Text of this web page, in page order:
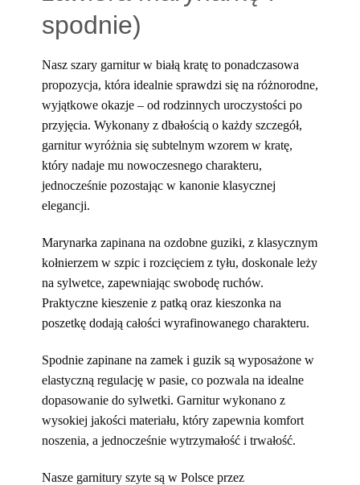
spodnie)
Nasz szary garnitur w białą kratę to ponadczasowa
propozycja, która idealnie sprawdzi się na różnorodne,
wyjątkowe okazje – od rodzinnych uroczystości po
przyjęcia. Wykonany z dbałością o każdy szczegół,
garnitur wyróżnia się subtelnym wzorem w kratę,
który nadaje mu nowoczesnego charakteru,
jednocześnie pozostając w kanonie klasycznej
elegancji.
Marynarka zapinana na ozdobne guziki, z klasycznym
kołnierzem w szpic i rozcięciem z tyłu, doskonale leży
na sylwetce, zapewniając swobodę ruchów.
Praktyczne kieszenie z patką oraz kieszonka na
poszetkę dodają całości wyrafinowanego charakteru.
Spodnie zapinane na zamek i guzik są wyposażone w
elastyczną regulację w pasie, co pozwala na idealne
dopasowanie do sylwetki. Garnitur wykonano z
wysokiej jakości materiału, który zapewnia komfort
noszenia, a jednocześnie wytrzymałość i trwałość.
Nasze garnitury szyte są w Polsce przez